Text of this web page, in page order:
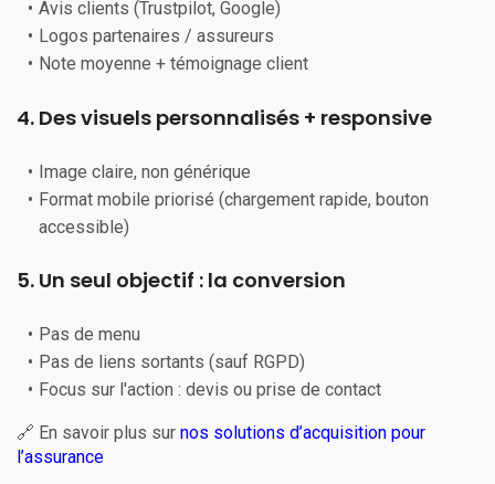
Avis clients (Trustpilot, Google)
Logos partenaires / assureurs
Note moyenne + témoignage client
4. Des visuels personnalisés + responsive
Image claire, non générique
Format mobile priorisé (chargement rapide, bouton
accessible)
5. Un seul objectif : la conversion
Pas de menu
Pas de liens sortants (sauf RGPD)
Focus sur l'action : devis ou prise de contact
🔗 En savoir plus sur nos solutions d’acquisition pour
l’assurance